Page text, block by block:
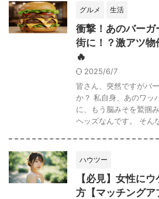
グルメ 生活
衝撃！あのバー
街に！？激アツ物
🔥
2025/6/7
皆さん、突然ですがバ
か？ 私自身、あのワッ
に、もう脳みそを鷲掴
ヘッズなんです。 そん
ハウツー
【必見】女性に
方【マッチングア